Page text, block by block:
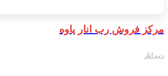
مرکز فروش رب انار پاوه
رب انار